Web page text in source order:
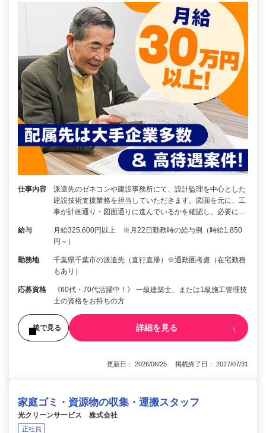
仕事内容
派遣先のゼネコンや建設事務所にて、設計監理を中心とした
建設技術支援業務を担当していただきます。図面を元に、工
事が計画通り・図面通りに進んでいるかを確認し、必要に…
給与
月給325,600円以上 ※月22日勤務時の給与例（時給1,850
円～）
勤務地
千葉県千葉市の派遣先（直行直帰）※通勤圏考慮（在宅勤務
もあり）
応募資格
《60代・70代活躍中！》 一級建築士、または1級施工管理技
士の資格をお持ちの方
後で見る 詳細を見る
更新日： 2026/06/25 掲載終了日： 2027/07/31
家庭ゴミ・資源物の収集・運搬スタッフ
光クリーンサービス 株式会社
正社員